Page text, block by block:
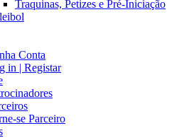
Traquinas, Petizes e Pré-Iniciação
Conta
in | Registar
se Parceiro